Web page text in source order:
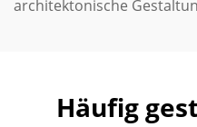
architektonische
Häufig